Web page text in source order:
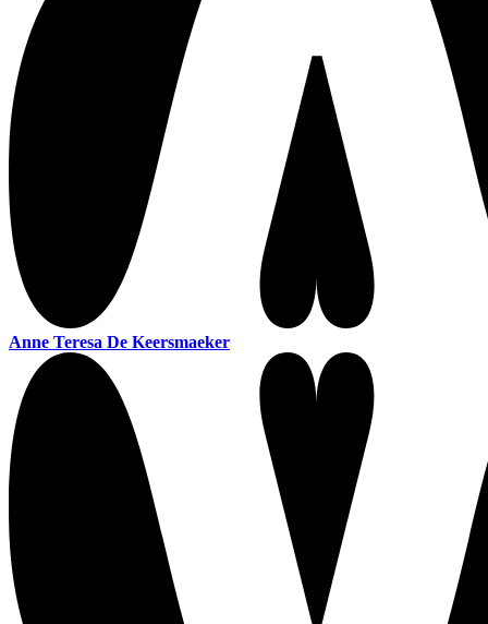
Anne Teresa De Keersmaeker